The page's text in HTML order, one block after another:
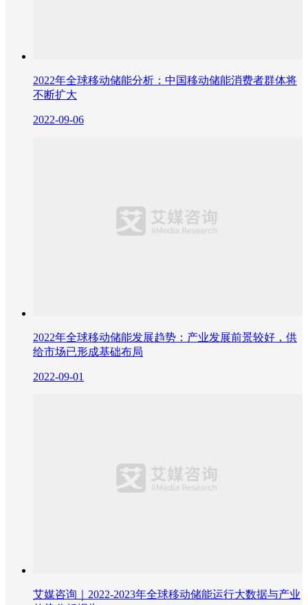
2022年全球移动储能分析：中国移动储能消费者群体将
不断扩大
2022-09-06
2022年全球移动储能发展趋势：产业发展前景较好，供
给市场已形成基础布局
2022-09-01
艾媒咨询｜2022-2023年全球移动储能运行大数据与产业